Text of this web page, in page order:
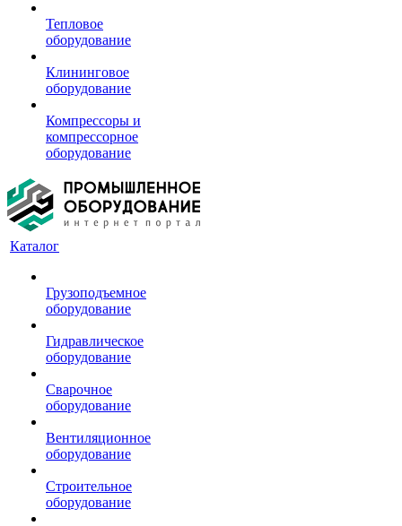
Тепловое
оборудование
Клининговое
оборудование
Компрессоры и
компрессорное
оборудование
Каталог
Грузоподъемное
оборудование
Гидравлическое
оборудование
Сварочное
оборудование
Вентиляционное
оборудование
Строительное
оборудование